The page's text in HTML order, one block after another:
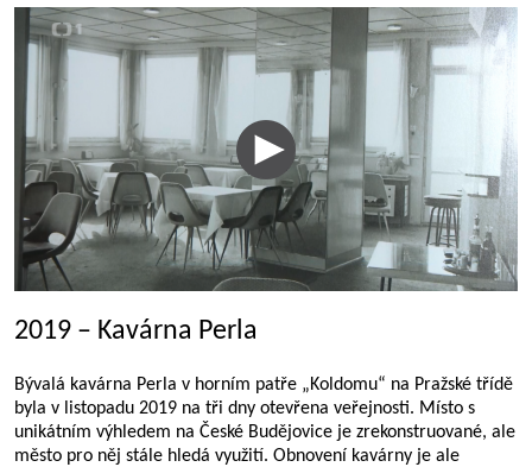
2019 – Kavárna Perla
Bývalá kavárna Perla v horním patře „Koldomu“ na Pražské třídě
byla v listopadu 2019 na tři dny otevřena veřejnosti. Místo s
unikátním výhledem na České Budějovice je zrekonstruované, ale
město pro něj stále hledá využití. Obnovení kavárny je ale